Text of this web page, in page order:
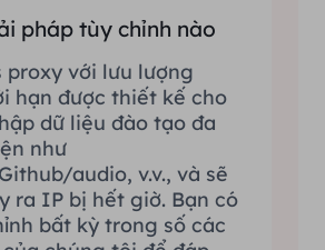
pháp tùy chỉnh nào
proxy với lưu lượng
hạn được thiết kế cho
dữ liệu đào tạo đa
như
audio, v.v., và sẽ
ra IP bị hết giờ. Bạn có
bất kỳ trong số các